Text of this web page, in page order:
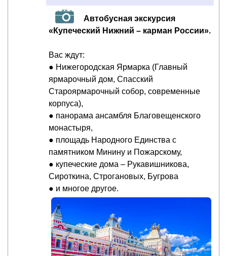
Автобусная экскурсия
«Купеческий Нижний – карман России».
Вас ждут:
● Нижегородская Ярмарка (Главный
ярмарочный дом, Спасский
Староярмарочный собор, современные
корпуса),
● панорама ансамбля Благовещенского
монастыря,
● площадь Народного Единства с
памятником Минину и Пожарскому,
● купеческие дома – Рукавишникова,
Сироткина, Строгановых, Бугрова
● и многое другое.